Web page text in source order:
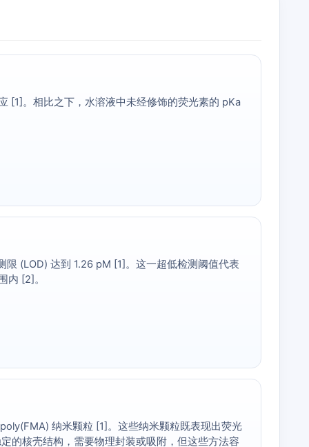
[1]。相比之下，水溶液中未经修饰的荧光素的 pKa
(LOD) 达到 1.26 pM [1]。这一超低检测阈值代表
内 [2]。
纳米颗粒 [1]。这些纳米颗粒既表现出荧光
的核壳结构，需要物理封装或吸附，但这些方法容